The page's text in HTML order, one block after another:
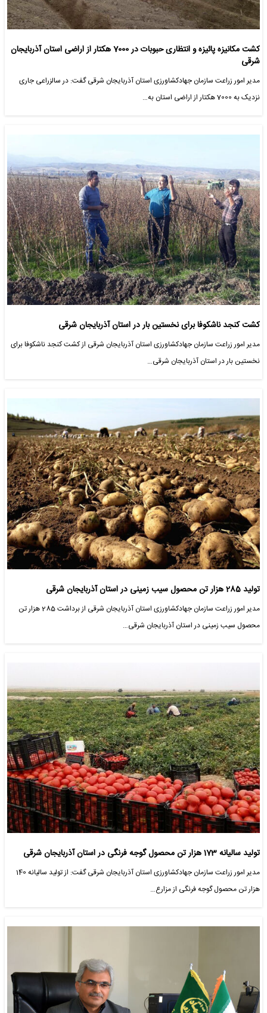
کشت مکانیزه پائیزه و انتظاری حبوبات در 7000 هکتار از اراضی استان آذربایجان
شرقی
مدیر امور زراعت سازمان جهادکشاورزی استان آذربایجان شرقی گفت: در سالزراعی جاری
نزدیک به 7000 هکتار از اراضی استان به…
کشت کنجد ناشکوفا برای نخستین بار در استان آذربایجان شرقی
مدیر امور زراعت سازمان جهادکشاورزی استان آذربایجان شرقی از کشت کنجد ناشکوفا برای
نخستین بار در استان آذربایجان شرقی…
تولید 285 هزار تن محصول سیب زمینی در استان آذربایجان شرقی
مدیر امور زراعت سازمان جهادکشاورزی استان آذربایجان شرقی از برداشت 285 هزار تن
محصول سیب زمینی در استان آذربایجان شرقی…
تولید سالیانه 173 هزار تن محصول گوجه فرنگی در استان آذربایجان شرقی
مدیر امور زراعت سازمان جهادکشاورزی استان آذربایجان شرقی گفت: از تولید سالیانه 140
هزار تن محصول گوجه فرنگی از مزارع…